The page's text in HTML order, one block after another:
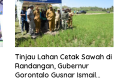
Tinjau Lahan Cetak Sawah di
Randangan, Gubernur
Gorontalo Gusnar Ismail